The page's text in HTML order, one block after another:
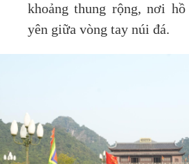
khoảng thung rộng, nơi
yên giữa vòng tay núi đá.